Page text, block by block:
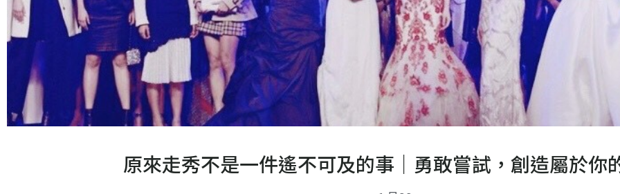
原來走秀不是一件遙不可及的事｜勇敢嘗試，創造屬於你